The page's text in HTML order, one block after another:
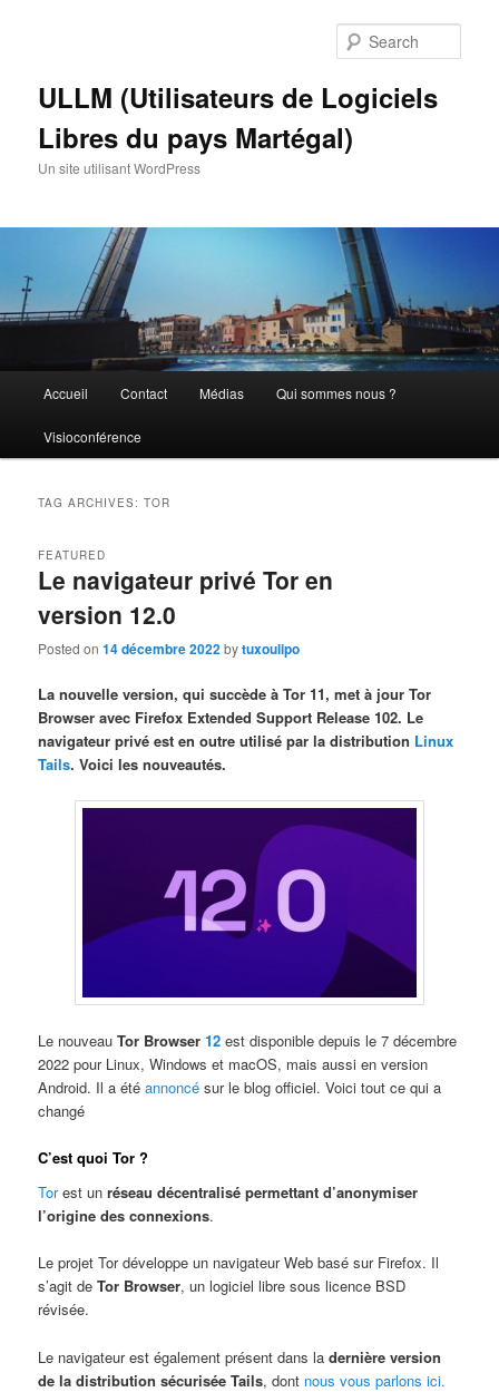
ULLM (Utilisateurs de Logiciels
Libres du pays Martégal)
Un site utilisant WordPress
Accueil Contact Médias Qui sommes nous ?
Visioconférence
TAG ARCHIVES:TOR
Le navigateur privé Tor en
version 12.0
FEATURED
Posted on14 décembre 2022bytuxoulipo
La nouvelle version, qui succède à Tor 11, met à jour Tor
Browser avec Firefox Extended Support Release 102. Le
navigateur privé est en outre utilisé par la distribution Linux
Tails. Voici les nouveautés.
Le nouveauTor Browser12 est disponible depuis le 7 décembre
2022 pour Linux, Windows et macOS, mais aussi en version
Android. Il a étéannoncé sur le blog officiel. Voici tout ce qui a
changé
C’est quoi Tor ?
Torest unréseau décentralisé permettant d’anonymiser
l’origine des connexions.
Le projet Tor développe un navigateur Web basé sur Firefox. Il
s’agit deTor Browser, un logiciel libre sous licence BSD
révisée.
Le navigateur est également présent dans ladernière version
de la distribution sécurisée Tails, dont nous vous parlons ici.